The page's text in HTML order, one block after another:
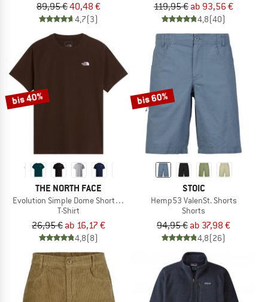
89,95 €40,48 €
4,7(3)
119,95 € ab 93,56 €
4,8(40)
bis 40%
THE NORTH FACE
Evolution Simple Dome Short Sleeve
T-Shirt
26,95 € ab 16,17 €
4,8(8)
bis 60%
STOIC
Hemp53 ValenSt. Shorts
Shorts
94,95 € ab 37,98 €
4,8(26)